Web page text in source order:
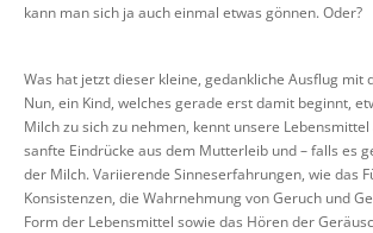
kann man sich ja auch einmal etwas gönnen. Oder?
Was hat jetzt dieser kleine, gedankliche Ausflug mit
Nun, ein Kind, welches gerade erst damit beginnt,
Milch zu sich zu nehmen, kennt unsere
sanfte Eindrücke aus dem Mutterleib und – falls es
der Milch. Variierende Sinneserfahrungen, wie das
Konsistenzen, die Wahrnehmung von Geruch und
Form der Lebensmittel sowie das Hören der